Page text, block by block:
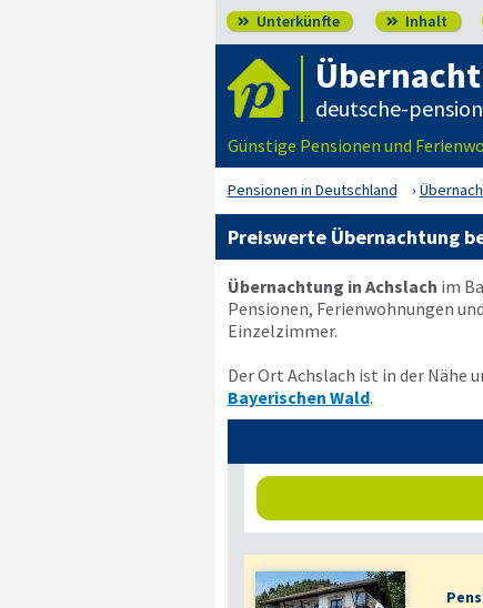
 Unterkünfte  Inhalt
deutsche-
Günstige Pensionen und
Pensionen in Deutschland
Preiswerte Übernachtung
Übernachtung in Achslach im
Pensionen, Ferienwohnungen
Einzelzimmer.
Der Ort Achslach ist in der Nähe
Bayerischen Wald.